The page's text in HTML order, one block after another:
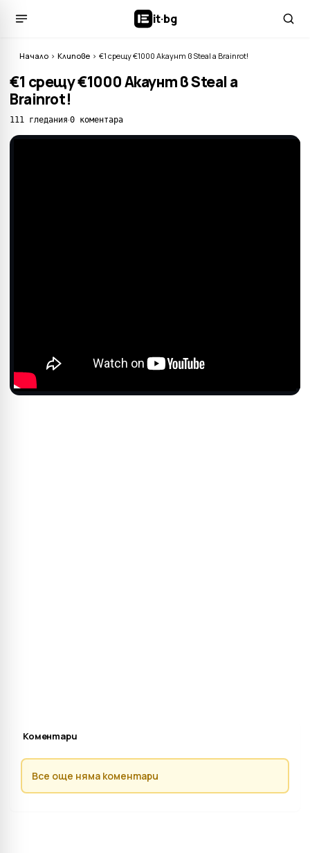
it·bg
Начало › Клипове › €1 срещу €1000 Акаунт в Steal a Brainrot!
€1 срещу €1000 Акаунт в Steal a
Brainrot!
111 гледания·0 коментара
Коментари
Все още няма коментари